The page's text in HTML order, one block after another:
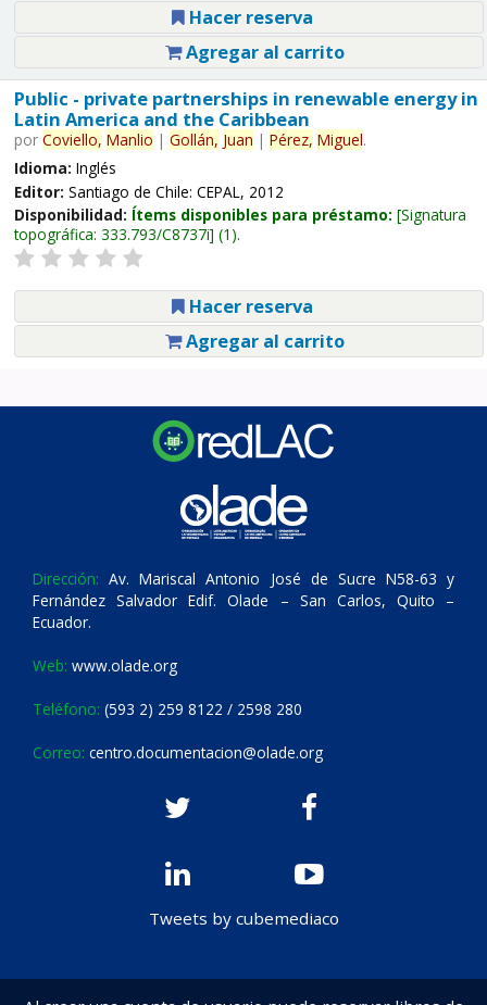
Hacer reserva
Agregar al carrito
Public - private partnerships in renewable energy in
Latin America and the Caribbean
por Coviello, Manlio | Gollán, Juan | Pérez, Miguel.
Idioma: Inglés
Editor: Santiago de Chile: CEPAL, 2012
Disponibilidad: Ítems disponibles para préstamo: Signatura
topográfica: 333.793/C8737i (1).
Hacer reserva
Agregar al carrito
Dirección: Av. Mariscal Antonio José de Sucre N58-63 y
Fernández Salvador Edif. Olade – San Carlos, Quito –
Ecuador.
Web: www.olade.org
Teléfono: (593 2) 259 8122 / 2598 280
Correo: centro.documentacion@olade.org
Tweets by cubemediaco